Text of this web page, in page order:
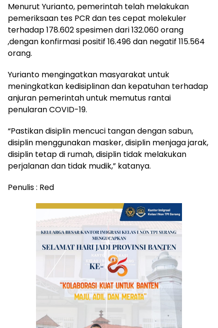
Menurut Yurianto, pemerintah telah melakukan
pemeriksaan tes PCR dan tes cepat molekuler
terhadap 178.602 spesimen dari 132.060 orang
,dengan konfirmasi positif 16.496 dan negatif 115.564
orang.
Yurianto mengingatkan masyarakat untuk
meningkatkan kedisiplinan dan kepatuhan terhadap
anjuran pemerintah untuk memutus rantai
penularan COVID-19.
“Pastikan disiplin mencuci tangan dengan sabun,
disiplin menggunakan masker, disiplin menjaga jarak,
disiplin tetap di rumah, disiplin tidak melakukan
perjalanan dan tidak mudik,” katanya.
Penulis : Red